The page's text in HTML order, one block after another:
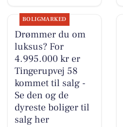
BOLIGMARKED
Drømmer du om
luksus? For
4.995.000 kr er
Tingerupvej 58
kommet til salg -
Se den og de
dyreste boliger til
salg her